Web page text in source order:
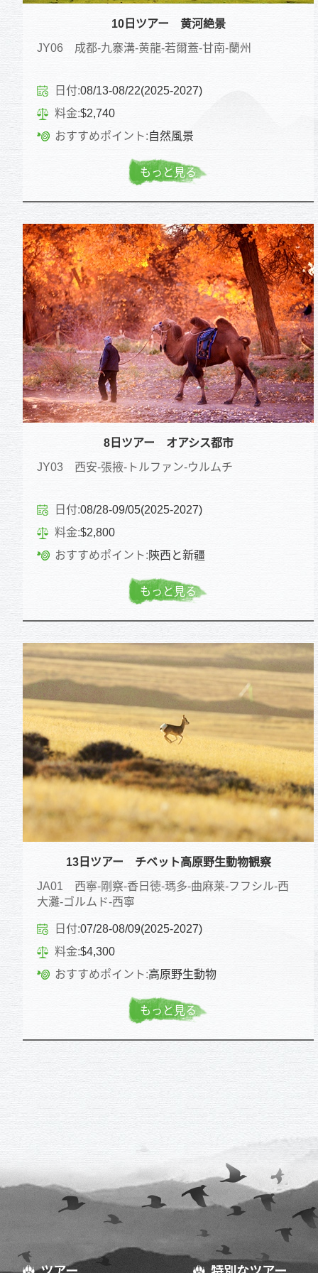
10日ツアー 黄河絶景
JY06 成都-九寨溝-黄龍-若爾蓋-甘南-蘭州
日付:08/13-08/22(2025-2027)
料金:$2,740
おすすめポイント:自然風景
もっと見る
8日ツアー オアシス都市
JY03 西安-張掖-トルファン-ウルムチ
日付:08/28-09/05(2025-2027)
料金:$2,800
おすすめポイント: 陝西と新疆
もっと見る
13日ツアー チベット高原野生動物観察
JA01 西寧-剛察-香日徳-瑪多-曲麻莱-フフシル-西
大灘-ゴルムド-西寧
日付:07/28-08/09(2025-2027)
料金:$4,300
おすすめポイント:高原野生動物
もっと見る